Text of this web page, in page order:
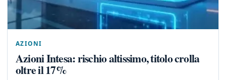
AZIONI
Azioni Intesa: rischio altissimo, titolo crolla
oltre il 17%